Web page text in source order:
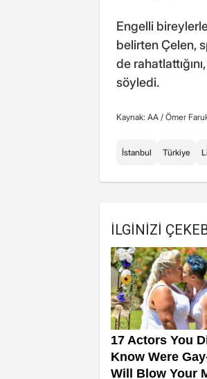
Engelli
belirten Çelen,
de
söyledi.
Kaynak: AA / Ömer
İstanbul Türkiye